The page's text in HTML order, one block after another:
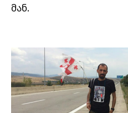
მან.